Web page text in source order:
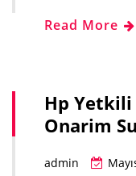
Read More
Hp Yetkili
Onarim
admin